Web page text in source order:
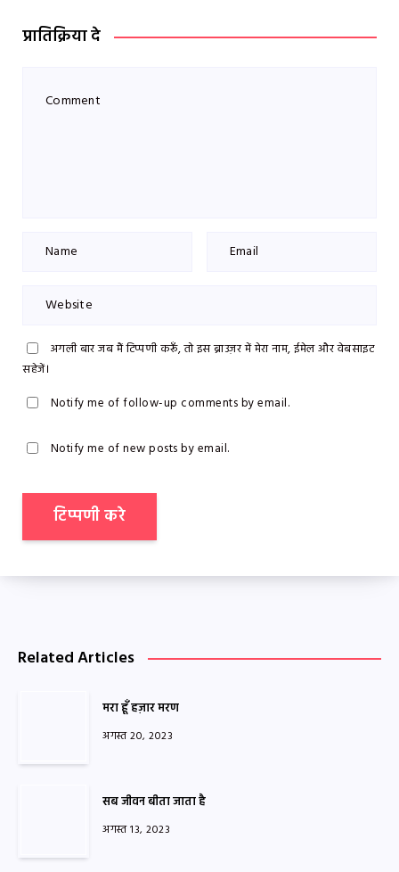
प्रातिक्रिया दे
अगली बार जब मैं टिप्पणी करूँ, तो इस ब्राउज़र में मेरा नाम, ईमेल और वेबसाइट
सहेजें।
Notify me of follow-up comments by email.
Notify me of new posts by email.
Related Articles
मरा हूँ हज़ार मरण
अगस्त 20, 2023
सब जीवन बीता जाता है
अगस्त 13, 2023